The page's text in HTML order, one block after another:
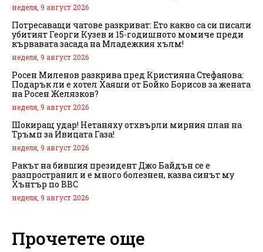
неделя, 9 август 2026
Потресаващи чатове разкриват: Ето какво са си писали
убитият Георги Кузев и 15-годишното момиче преди
кървавата засада на Младежкия хълм!
неделя, 9 август 2026
Росен Миленов разкрива пред Кристияна Стефанова:
Подарък ли е хотел Хаяши от Бойко Борисов за жената
на Росен Желязков?
неделя, 9 август 2026
Шокиращ удар! Нетаняху отхвърли мирния план на
Тръмп за Ивицата Газа!
неделя, 9 август 2026
Ракът на бившия президент Джо Байдън се е
разпространил и е много болезнен, казва синът му
Хънтър по BBC
неделя, 9 август 2026
Прочетете още